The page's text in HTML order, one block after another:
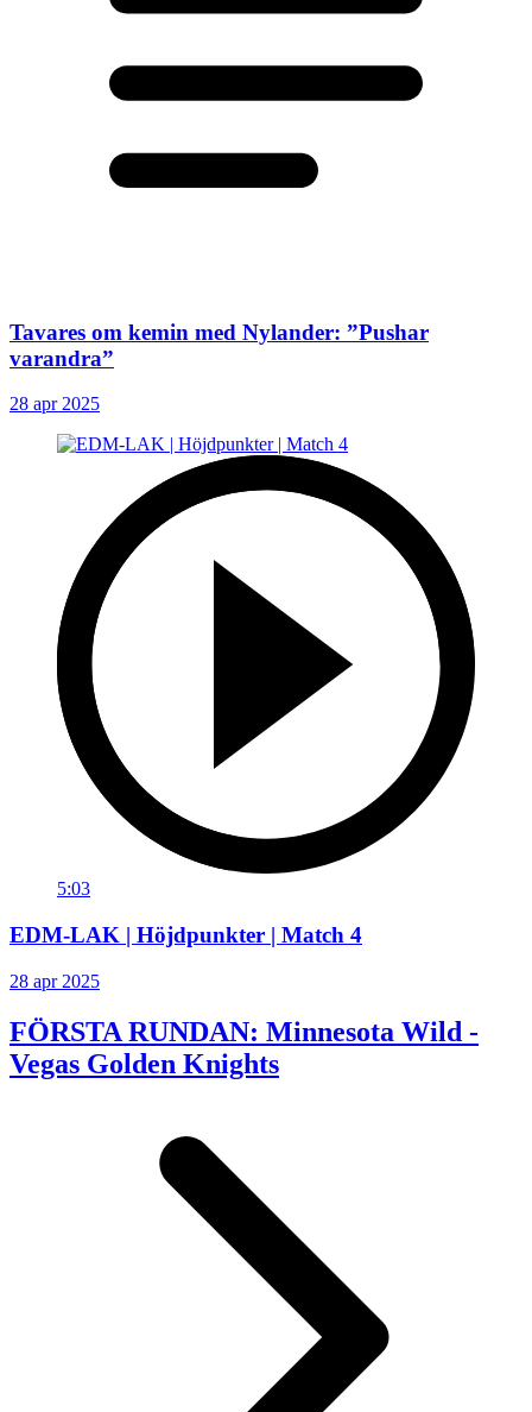
Tavares om kemin med Nylander: ”Pushar
varandra”
28 apr 2025
5:03
EDM-LAK | Höjdpunkter | Match 4
28 apr 2025
FÖRSTA RUNDAN: Minnesota Wild -
Vegas Golden Knights